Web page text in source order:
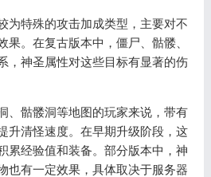
特殊的攻击加成类型，主要对不
果。在复古版本中，僵尸、骷髅、
，神圣属性对这些目标有显著的伤
骷髅洞等地图的玩家来说，带有
升清怪速度。在早期升级阶段，这
累经验值和装备。部分版本中，神
也有一定效果，具体取决于服务器